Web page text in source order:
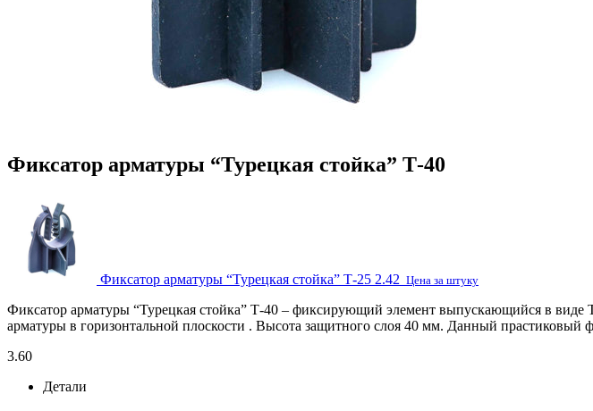
Фиксатор арматуры “Турецкая стойка” Т-40
Фиксатор арматуры “Турецкая стойка” Т-25 2.42 Цена за штуку
Фиксатор арматуры “Турецкая стойка” Т-40 – фиксирующий элемент выпускающийся в виде
арматуры в горизонтальной плоскости . Высота защитного слоя 40 мм. Данный прастиковый
3.60
Детали